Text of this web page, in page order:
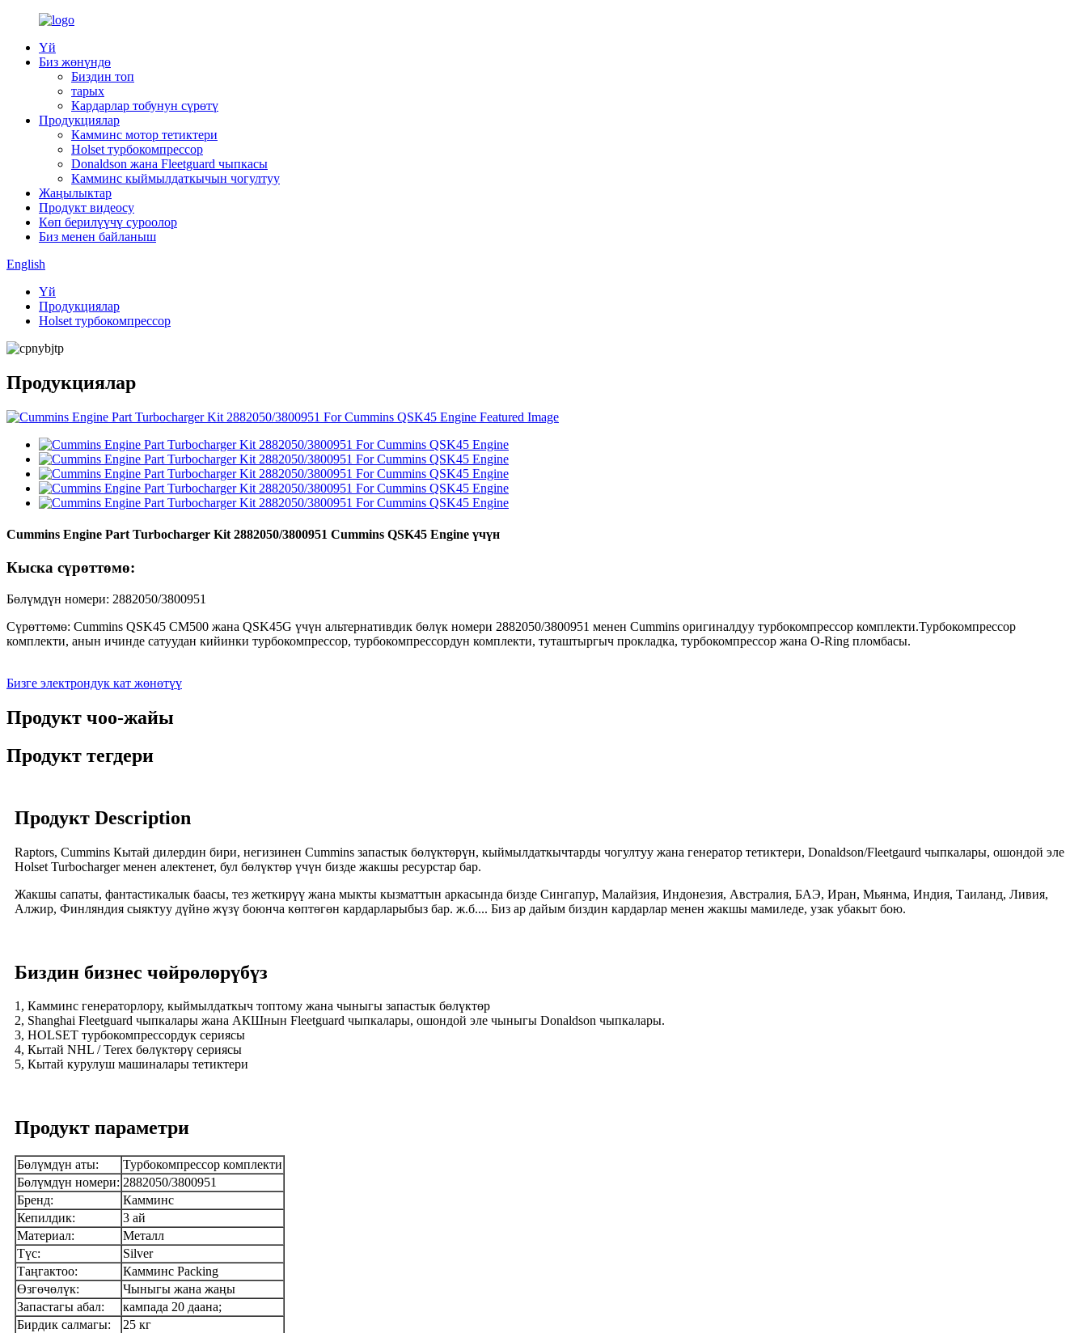
Үй
Биз жөнүндө
Биздин топ
тарых
Кардарлар тобунун сүрөтү
Продукциялар
Камминс мотор тетиктери
Holset турбокомпрессор
Donaldson жана Fleetguard чыпкасы
Камминс кыймылдаткычын чогултуу
Жаңылыктар
Продукт видеосу
Көп берилүүчү суроолор
Биз менен байланыш
English
Үй
Продукциялар
Holset турбокомпрессор
Продукциялар
Cummins Engine Part Turbocharger Kit 2882050/3800951 Cummins QSK45 Engine үчүн
Кыска сүрөттөмө:
Бөлүмдүн номери: 2882050/3800951
Сүрөттөмө: Cummins QSK45 CM500 жана QSK45G үчүн альтернативдик бөлүк номери 2882050/3800951 менен Cummins оригиналдуу турбокомпрессор комплекти.Турбокомпрессор
комплекти, анын ичинде сатуудан кийинки турбокомпрессор, турбокомпрессордун комплекти, туташтыргыч прокладка, турбокомпрессор жана O-Ring пломбасы.
Бизге электрондук кат жөнөтүү
Продукт чоо-жайы
Продукт тегдери
Продукт Description
Raptors, Cummins Кытай дилердин бири, негизинен Cummins запастык бөлүктөрүн, кыймылдаткычтарды чогултуу жана генератор тетиктери, Donaldson/Fleetgaurd чыпкалары, ошондой эле
Holset Turbocharger менен алектенет, бул бөлүктөр үчүн бизде жакшы ресурстар бар.
Жакшы сапаты, фантастикалык баасы, тез жеткирүү жана мыкты кызматтын аркасында бизде Сингапур, Малайзия, Индонезия, Австралия, БАЭ, Иран, Мьянма, Индия, Таиланд, Ливия,
Алжир, Финляндия сыяктуу дүйнө жүзү боюнча көптөгөн кардарларыбыз бар. ж.б.... Биз ар дайым биздин кардарлар менен жакшы мамиледе, узак убакыт бою.
Биздин бизнес чөйрөлөрүбүз
1, Камминс генераторлору, кыймылдаткыч топтому жана чыныгы запастык бөлүктөр
2, Shanghai Fleetguard чыпкалары жана АКШнын Fleetguard чыпкалары, ошондой эле чыныгы Donaldson чыпкалары.
3, HOLSET турбокомпрессордук сериясы
4, Кытай NHL / Terex бөлүктөрү сериясы
5, Кытай курулуш машиналары тетиктери
Продукт параметри
Бөлүмдүн аты:
Турбокомпрессор комплекти
Бөлүмдүн номери: 2882050/3800951
Бренд:
Камминс
Кепилдик:
3 ай
Материал:
Металл
Түс:
Silver
Таңгактоо:
Камминс Packing
Өзгөчөлүк:
Чыныгы жана жаңы
Запастагы абал:
кампада 20 даана;
Бирдик салмагы:
25 кг